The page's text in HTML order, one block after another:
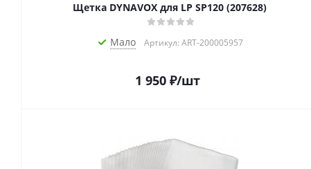
Щетка DYNAVOX для LP SP120 (207628)
Мало Артикул: ART-200005957
1 950₽/шт